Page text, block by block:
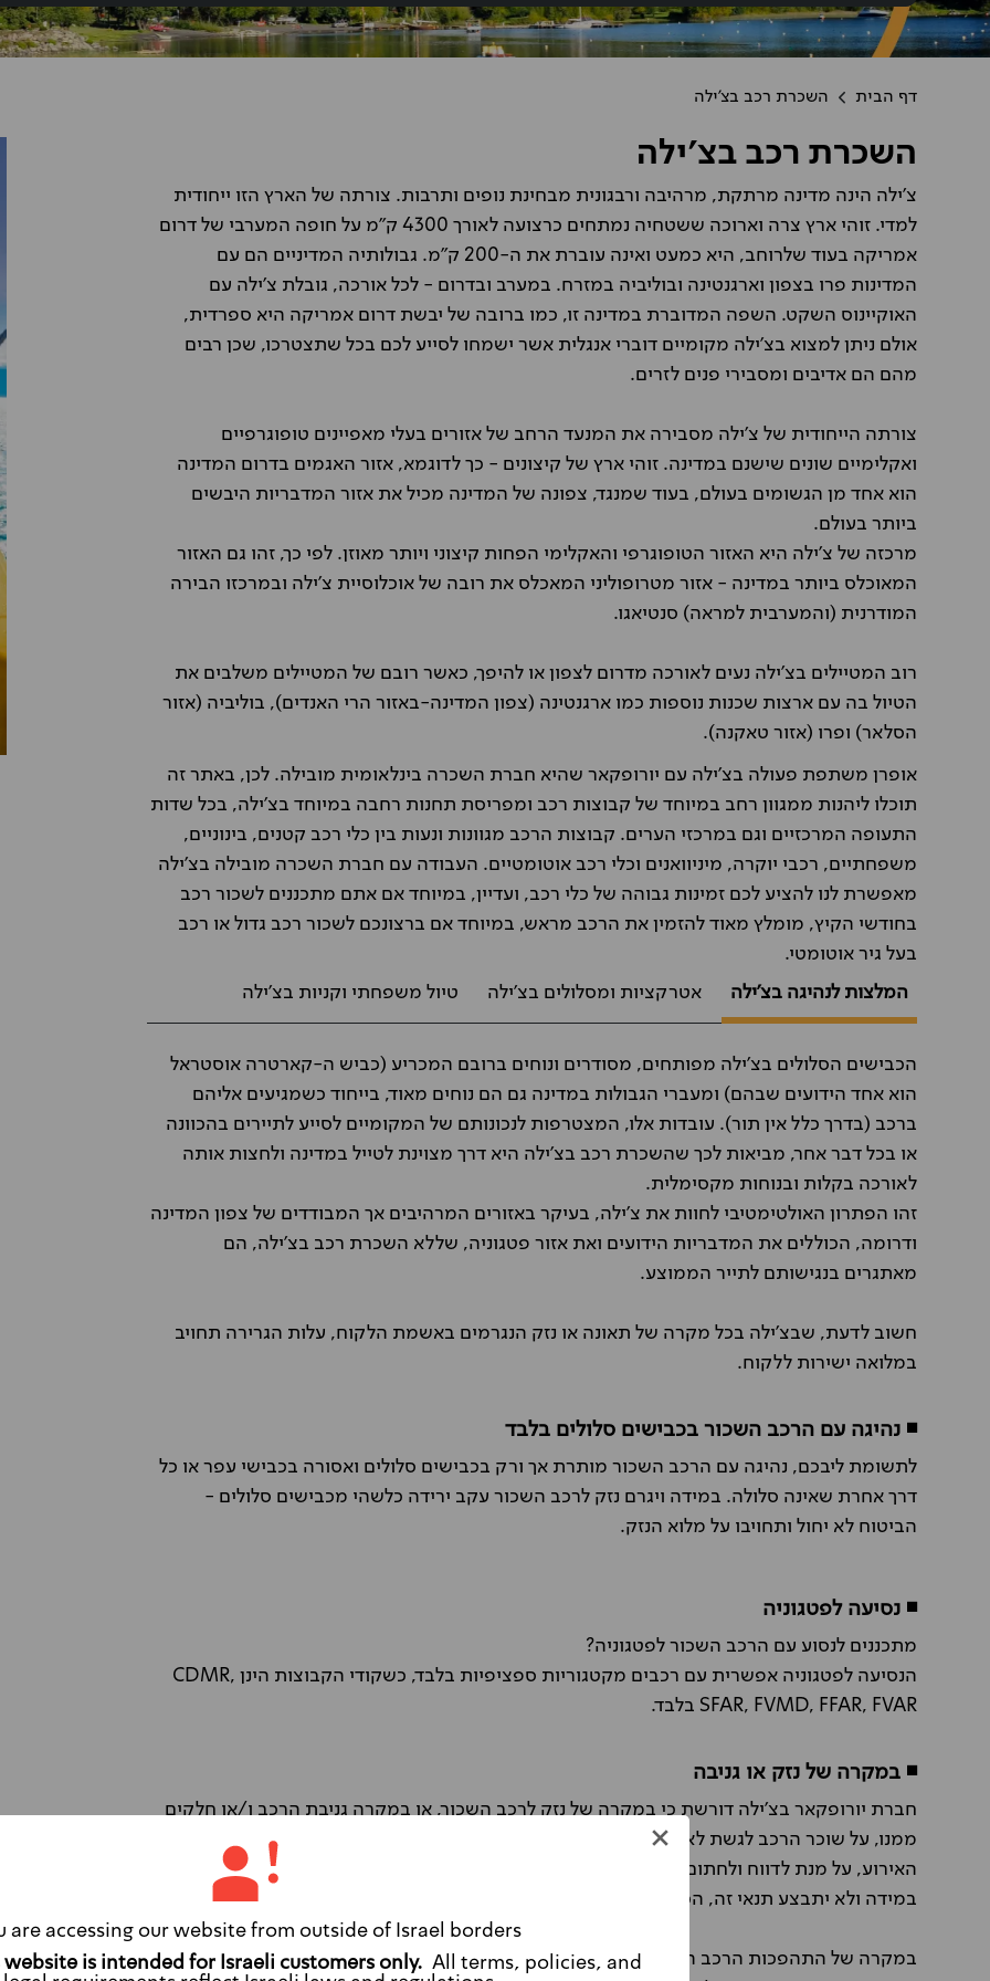
דף הבית השכרת רכב בצ'ילה
השכרת רכב בצ'ילה
צ'ילה הינה מדינה מרתקת, מרהיבה ורבגונית מבחינת נופים ותרבות. צורתה של הארץ הזו ייחודית
למדי. זוהי ארץ צרה וארוכה ששטחיה נמתחים כרצועה לאורך 4300 ק"מ על חופה המערבי של דרום
אמריקה בעוד שלרוחב, היא כמעט ואינה עוברת את ה-200 ק"מ. גבולותיה המדיניים הם עם
המדינות פרו בצפון וארגנטינה ובוליביה במזרח. במערב ובדרום - לכל אורכה, גובלת צ'ילה עם
האוקיינוס השקט. השפה המדוברת במדינה זו, כמו ברובה של יבשת דרום אמריקה היא ספרדית,
אולם ניתן למצוא בצ'ילה מקומיים דוברי אנגלית אשר ישמחו לסייע לכם בכל שתצטרכו, שכן רבים
מהם הם אדיבים ומסבירי פנים לזרים.
צורתה הייחודית של צ'ילה מסבירה את המנעד הרחב של אזורים בעלי מאפיינים טופוגרפיים
ואקלימיים שונים שישנם במדינה. זוהי ארץ של קיצונים - כך לדוגמא, אזור האגמים בדרום המדינה
הוא אחד מן הגשומים בעולם, בעוד שמנגד, צפונה של המדינה מכיל את אזור המדבריות היבשים
ביותר בעולם.
מרכזה של צ'ילה היא האזור הטופוגרפי והאקלימי הפחות קיצוני ויותר מאוזן. לפי כך, זהו גם האזור
המאוכלס ביותר במדינה - אזור מטרופוליני המאכלס את רובה של אוכלוסיית צ'ילה ובמרכזו הבירה
המודרנית (והמערבית למראה) סנטיאגו.
רוב המטיילים בצ'ילה נעים לאורכה מדרום לצפון או להיפך, כאשר רובם של המטיילים משלבים את
הטיול בה עם ארצות שכנות נוספות כמו ארגנטינה (צפון המדינה-באזור הרי האנדים), בוליביה (אזור
הסלאר) ופרו (אזור טאקנה).
אופרן משתפת פעולה בצ'ילה עם יורופקאר שהיא חברת השכרה בינלאומית מובילה. לכן, באתר זה
תוכלו ליהנות ממגוון רחב במיוחד של קבוצות רכב ומפריסת תחנות רחבה במיוחד בצ'ילה, בכל שדות
התעופה המרכזיים וגם במרכזי הערים. קבוצות הרכב מגוונות ונעות בין כלי רכב קטנים, בינוניים,
משפחתיים, רכבי יוקרה, מיניוואנים וכלי רכב אוטומטיים. העבודה עם חברת השכרה מובילה בצ'ילה
מאפשרת לנו להציע לכם זמינות גבוהה של כלי רכב, ועדיין, במיוחד אם אתם מתכננים לשכור רכב
בחודשי הקיץ, מומלץ מאוד להזמין את הרכב מראש, במיוחד אם ברצונכם לשכור רכב גדול או רכב
בעל גיר אוטומטי.
המלצות לנהיגה בצ'ילה
אטרקציות ומסלולים בצ'ילה טיול משפחתי וקניות בצ'ילה
הכבישים הסלולים בצ'ילה מפותחים, מסודרים ונוחים ברובם המכריע (כביש ה-קארטרה אוסטראל
הוא אחד הידועים שבהם) ומעברי הגבולות במדינה גם הם נוחים מאוד, בייחוד כשמגיעים אליהם
ברכב (בדרך כלל אין תור). עובדות אלו, המצטרפות לנכונותם של המקומיים לסייע לתיירים בהכוונה
או בכל דבר אחר, מביאות לכך שהשכרת רכב בצ'ילה היא דרך מצוינת לטייל במדינה ולחצות אותה
לאורכה בקלות ובנוחות מקסימלית.
זהו הפתרון האולטימטיבי לחוות את צ'ילה, בעיקר באזורים המרהיבים אך המבודדים של צפון המדינה
ודרומה, הכוללים את המדבריות הידועים ואת אזור פטגוניה, שללא השכרת רכב בצ'ילה, הם
מאתגרים בנגישותם לתייר הממוצע.
חשוב לדעת, שבצ'ילה בכל מקרה של תאונה או נזק הנגרמים באשמת הלקוח, עלות הגרירה תחויב
במלואה ישירות ללקוח.
◾ נהיגה עם הרכב השכור בכבישים סלולים בלבד
לתשומת ליבכם, נהיגה עם הרכב השכור מותרת אך ורק בכבישים סלולים ואסורה בכבישי עפר או כל
דרך אחרת שאינה סלולה. במידה ויגרם נזק לרכב השכור עקב ירידה כלשהי מכבישים סלולים -
הביטוח לא יחול ותחויבו על מלוא הנזק.
◾ נסיעה לפטגוניה
מתכננים לנסוע עם הרכב השכור לפטגוניה?
הנסיעה לפטגוניה אפשרית עם רכבים מקטגוריות ספציפיות בלבד, כשקודי הקבוצות הינן CDMR,
SFAR, FVMD, FFAR, FVAR בלבד.
◾ במקרה של נזק או גניבה
חברת יורופקאר בצ'ילה דורשת כי במקרה של נזק לרכב השכור, או במקרה גניבת הרכב ו/או חלקים
האירוע, על מנת לדווח ולחתום על תצהיר מתאים.
במידה ולא יתבצע תנאי זה, הכיסוי הביטוחי לא יהיה בתוקף והשוכר יחויב במלוא עלות הנזק.
במקרה של התהפכות הרכב השכור תחול השתתפות עצמית מוגדלת בהתאם לקבוצת הרכב השכור,
All terms, policies, and
are accessing our website from outside of Israel borders